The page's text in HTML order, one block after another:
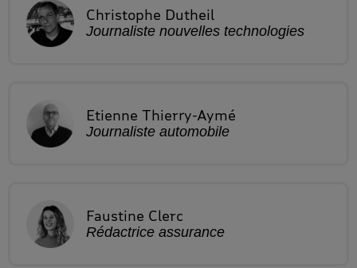
Christophe Dutheil
Journaliste nouvelles technologies
Etienne Thierry-Aymé
Journaliste automobile
Faustine Clerc
Rédactrice assurance